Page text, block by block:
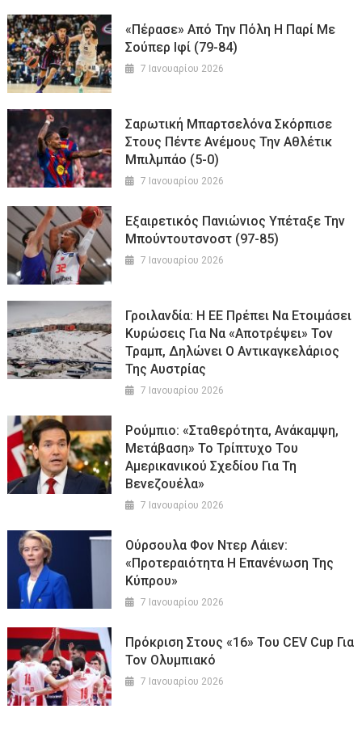
«Πέρασε» Από Την Πόλη Η Παρί Με
Σούπερ Ιφί (79-84)
7 Ιανουαρίου 2026
Σαρωτική Μπαρτσελόνα Σκόρπισε
Στους Πέντε Ανέμους Την Αθλέτικ
Μπιλμπάο (5-0)
7 Ιανουαρίου 2026
Εξαιρετικός Πανιώνιος Υπέταξε Την
Μπούντουτσνοστ (97-85)
7 Ιανουαρίου 2026
Γροιλανδία: Η ΕΕ Πρέπει Να Ετοιμάσει
Κυρώσεις Για Να «αποτρέψει» Τον
Τραμπ, Δηλώνει Ο Αντικαγκελάριος
Της Αυστρίας
7 Ιανουαρίου 2026
Ρούμπιο: «Σταθερότητα, Ανάκαμψη,
Μετάβαση» Το Τρίπτυχο Του
Αμερικανικού Σχεδίου Για Τη
Βενεζουέλα»
7 Ιανουαρίου 2026
Ούρσουλα Φον Ντερ Λάιεν:
«Προτεραιότητα Η Επανένωση Της
Κύπρου»
7 Ιανουαρίου 2026
Πρόκριση Στους «16» Του CEV Cup Για
Τον Ολυμπιακό
7 Ιανουαρίου 2026